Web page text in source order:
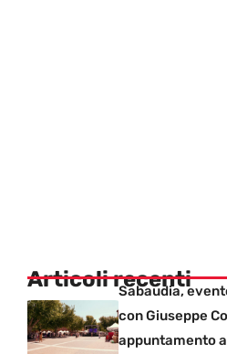
Articoli recenti
Sabaudia,
con Giuseppe
appuntamento